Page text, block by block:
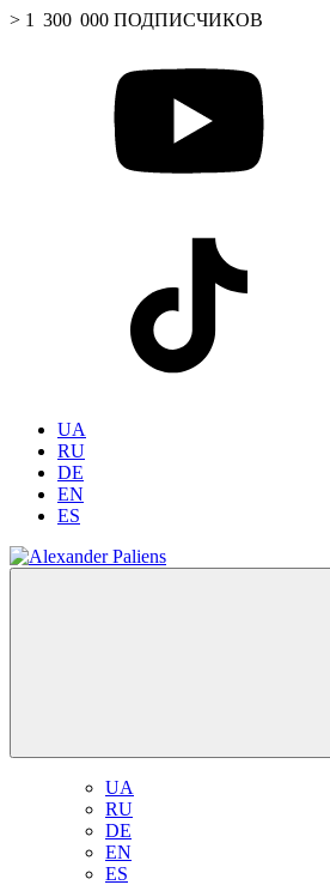
> 1 300 000 ПОДПИСЧИКОВ
UA
RU
DE
EN
ES
UA
RU
DE
EN
ES